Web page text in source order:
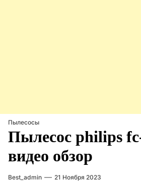
Пылесосы
Пылесос philips
видео обзор
Best_admin 21 Ноября 2023